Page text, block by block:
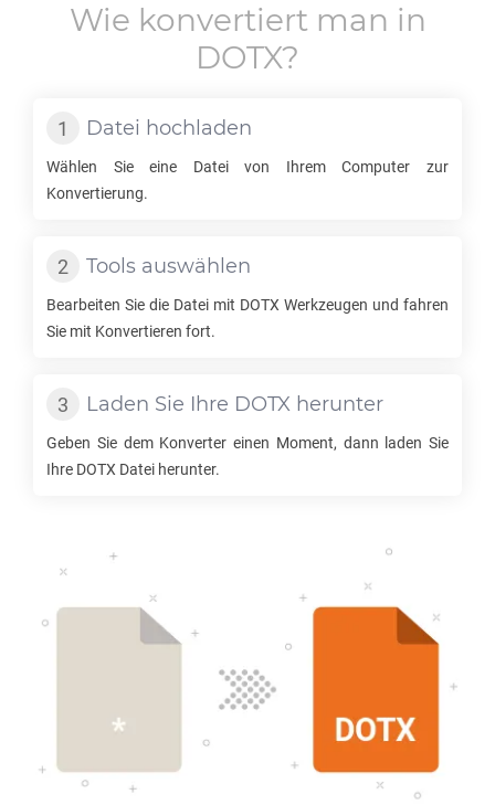
Wie konvertiert man in
DOTX?
Datei hochladen
Wählen Sie eine Datei von Ihrem Computer zur
Konvertierung.
Tools auswählen
Bearbeiten Sie die Datei mit DOTX Werkzeugen und fahren
Sie mit Konvertieren fort.
Laden Sie Ihre DOTX herunter
Geben Sie dem Konverter einen Moment, dann laden Sie
Ihre DOTX Datei herunter.